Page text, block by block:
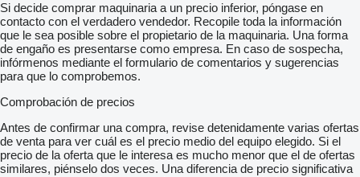
Si decide comprar maquinaria a un precio inferior, póngase en
contacto con el verdadero vendedor. Recopile toda la información
que le sea posible sobre el propietario de la maquinaria. Una forma
de engaño es presentarse como empresa. En caso de sospecha,
infórmenos mediante el formulario de comentarios y sugerencias
para que lo comprobemos.
Comprobación de precios
Antes de confirmar una compra, revise detenidamente varias ofertas
de venta para ver cuál es el precio medio del equipo elegido. Si el
precio de la oferta que le interesa es mucho menor que el de ofertas
similares, piénselo dos veces. Una diferencia de precio significativa